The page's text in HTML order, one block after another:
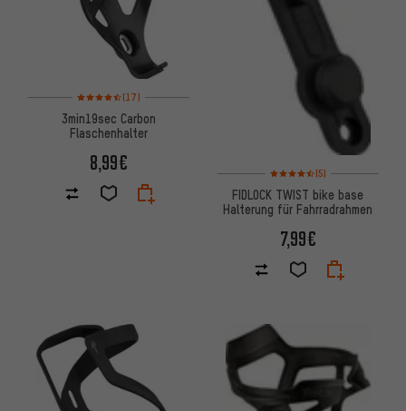
Bewertungen: 4,5 von 5 basierend auf 17 Bewertungen
(17)
3min19sec Carbon
Flaschenhalter
8,99€ Bewertungen: 4,5 von 5
(5)
FIDLOCK TWIST bike base
Halterung für Fahrradrahmen
7,99€